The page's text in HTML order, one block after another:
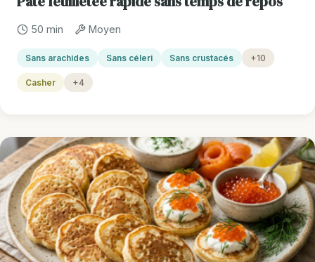
50 min Moyen
Sans arachides Sans céleri Sans crustacés +10
Casher +4